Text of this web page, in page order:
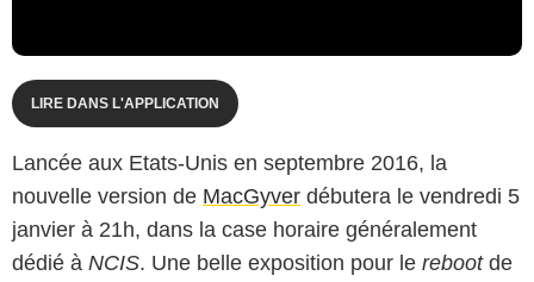
LIRE DANS L'APPLICATION
Lancée aux Etats-Unis en septembre 2016, la
nouvelle version de MacGyver débutera le vendredi 5
janvier à 21h, dans la case horaire généralement
dédié à NCIS. Une belle exposition pour le rebootde